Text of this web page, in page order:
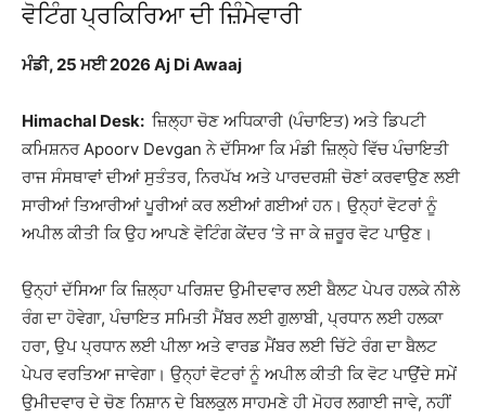
ਵੋਟਿੰਗ ਪ੍ਰਕਿਰਿਆ ਦੀ ਜ਼ਿੰਮੇਵਾਰੀ
ਮੰਡੀ, 25 ਮਈ 2026 Aj Di Awaaj
Himachal Desk: ਜ਼ਿਲ੍ਹਾ ਚੋਣ ਅਧਿਕਾਰੀ (ਪੰਚਾਇਤ) ਅਤੇ ਡਿਪਟੀ
ਕਮਿਸ਼ਨਰApoorv Devgan ਨੇ ਦੱਸਿਆ ਕਿ ਮੰਡੀ ਜ਼ਿਲ੍ਹੇ ਵਿੱਚ ਪੰਚਾਇਤੀ
ਰਾਜ ਸੰਸਥਾਵਾਂ ਦੀਆਂ ਸੁਤੰਤਰ, ਨਿਰਪੱਖ ਅਤੇ ਪਾਰਦਰਸ਼ੀ ਚੋਣਾਂ ਕਰਵਾਉਣ ਲਈ
ਸਾਰੀਆਂ ਤਿਆਰੀਆਂ ਪੂਰੀਆਂ ਕਰ ਲਈਆਂ ਗਈਆਂ ਹਨ। ਉਨ੍ਹਾਂ ਵੋਟਰਾਂ ਨੂੰ
ਅਪੀਲ ਕੀਤੀ ਕਿ ਉਹ ਆਪਣੇ ਵੋਟਿੰਗ ਕੇਂਦਰ ‘ਤੇ ਜਾ ਕੇ ਜ਼ਰੂਰ ਵੋਟ ਪਾਉਣ।
ਉਨ੍ਹਾਂ ਦੱਸਿਆ ਕਿ ਜ਼ਿਲ੍ਹਾ ਪਰਿਸ਼ਦ ਉਮੀਦਵਾਰ ਲਈ ਬੈਲਟ ਪੇਪਰ ਹਲਕੇ ਨੀਲੇ
ਰੰਗ ਦਾ ਹੋਵੇਗਾ, ਪੰਚਾਇਤ ਸਮਿਤੀ ਮੈਂਬਰ ਲਈ ਗੁਲਾਬੀ, ਪ੍ਰਧਾਨ ਲਈ ਹਲਕਾ
ਹਰਾ, ਉਪ ਪ੍ਰਧਾਨ ਲਈ ਪੀਲਾ ਅਤੇ ਵਾਰਡ ਮੈਂਬਰ ਲਈ ਚਿੱਟੇ ਰੰਗ ਦਾ ਬੈਲਟ
ਪੇਪਰ ਵਰਤਿਆ ਜਾਵੇਗਾ। ਉਨ੍ਹਾਂ ਵੋਟਰਾਂ ਨੂੰ ਅਪੀਲ ਕੀਤੀ ਕਿ ਵੋਟ ਪਾਉਂਦੇ ਸਮੇਂ
ਉਮੀਦਵਾਰ ਦੇ ਚੋਣ ਨਿਸ਼ਾਨ ਦੇ ਬਿਲਕੁਲ ਸਾਹਮਣੇ ਹੀ ਮੋਹਰ ਲਗਾਈ ਜਾਵੇ, ਨਹੀਂ